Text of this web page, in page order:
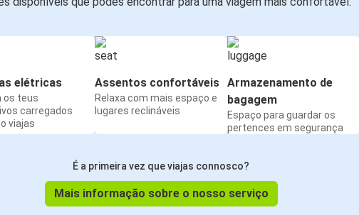
elétricas
os teus
carregados
viajas
Assentos confortáveis
Relaxa com mais espaço e
lugares reclináveis
Armazenamento de
bagagem
Espaço para guardar os
pertences em segurança
É a primeira vez que viajas connosco?
Mais informação sobre o nosso serviço